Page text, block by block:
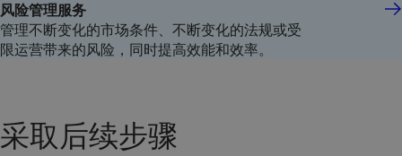
风险管理服务
管理不断变化的市场条件、不断变化的法规或受
限运营带来的风险，同时提高效能和效率。
采取后续步骤